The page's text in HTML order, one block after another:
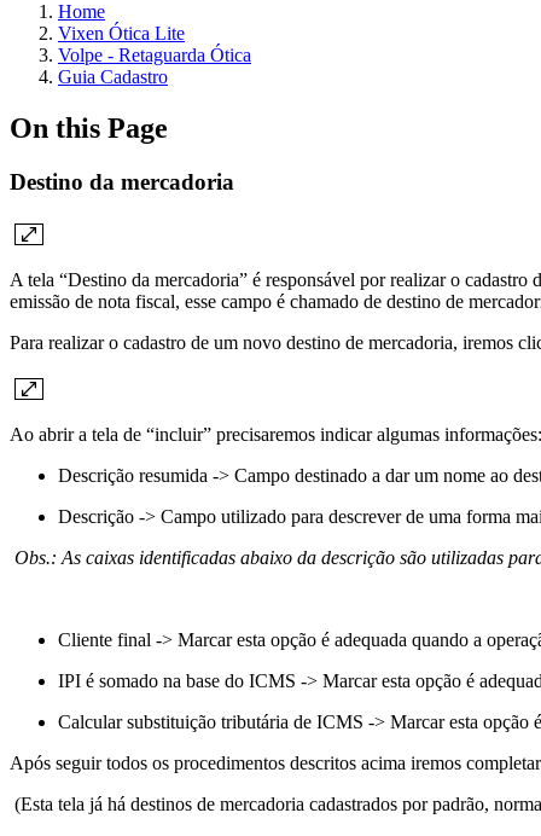
Home
Vixen Ótica Lite
Volpe - Retaguarda Ótica
Guia Cadastro
On this Page
Destino da mercadoria
A tela “Destino da mercadoria” é responsável por realizar o
emissão de nota fiscal, esse campo é chamado de destino de
Para realizar o cadastro de um novo destino de mercadoria, iremos
Ao abrir a tela de “incluir” precisaremos indicar algumas informações:
Descrição resumida -> Campo destinado a dar um nome ao
Descrição -> Campo utilizado para descrever de uma forma
Obs.: As caixas identificadas abaixo da descrição são utilizadas
Cliente final -> Marcar esta opção é adequada quando a
IPI é somado na base do ICMS -> Marcar esta opção é
Calcular substituição tributária de ICMS -> Marcar esta opção
Após seguir todos os procedimentos descritos acima iremos
(Esta tela já há destinos de mercadoria cadastrados por padrão,